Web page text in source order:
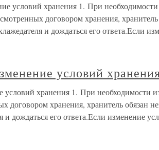
условий хранения 1. При
договором хранения, хранитель
и дождаться его ответа.Если
условий
условий хранения 1. При необходимости
договором хранения, хранитель обязан
и дождаться его ответа.Если изменение